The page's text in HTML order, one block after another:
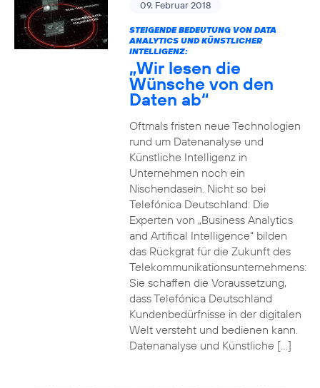
09. Februar 2018
STEIGENDE BEDEUTUNG VON DATA
ANALYTICS UND KÜNSTLICHER
INTELLIGENZ:
„Wir lesen die
Wünsche von den
Daten ab“
Oftmals fristen neue Technologien
rund um Datenanalyse und
Künstliche Intelligenz in
Unternehmen noch ein
Nischendasein. Nicht so bei
Telefónica Deutschland: Die
Experten von „Business Analytics
and Artifical Intelligence“ bilden
das Rückgrat für die Zukunft des
Telekommunikationsunternehmens:
Sie schaffen die Voraussetzung,
dass Telefónica Deutschland
Kundenbedürfnisse in der digitalen
Welt versteht und bedienen kann.
Datenanalyse und Künstliche […]